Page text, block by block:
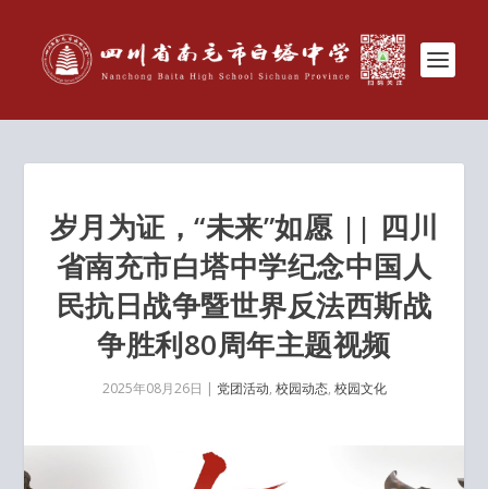
岁月为证，“未来”如愿 || 四川
省南充市白塔中学纪念中国人
民抗日战争暨世界反法西斯战
争胜利80周年主题视频
2025年08月26日 | 党团活动, 校园动态, 校园文化